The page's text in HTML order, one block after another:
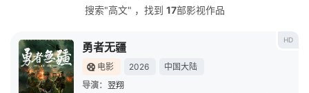
搜索"高文" ，找到 17部影视作品
HD
勇者无疆
电影 2026
中国大陆
导演： 翌翔